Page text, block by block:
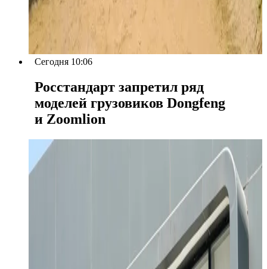
Сегодня 10:06
Росстандарт запретил ряд
моделей грузовиков Dongfeng
и Zoomlion